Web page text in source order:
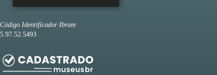
Código Identificador Ibram
5.97.52.5493